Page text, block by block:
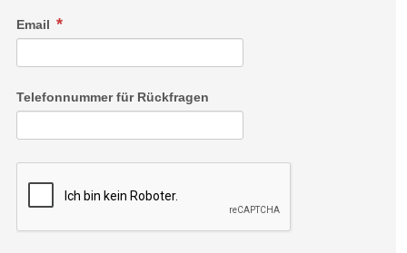
Email
Telefonnummer für Rückfragen